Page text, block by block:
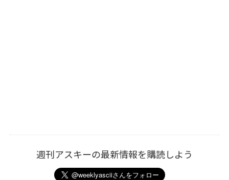
週刊アスキーの最新情報を購読しよう